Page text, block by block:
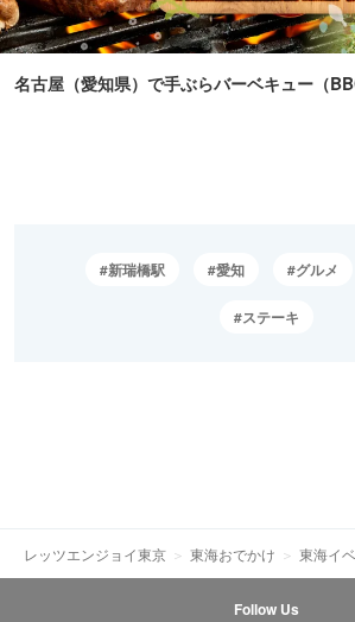
名古屋（愛知県）で手ぶらバーベキュー（
新瑞橋駅 愛知 グルメ
ステーキ
レッツエンジョイ東京 東海おでかけ 東海イ
Follow Us